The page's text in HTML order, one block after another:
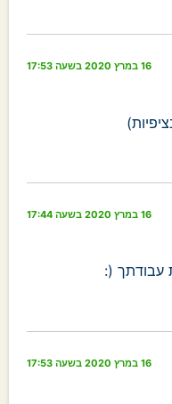
16 במרץ 2020 בשעה 17:53
16 במרץ 2020 בשעה 17:44
עבודתך (:
16 במרץ 2020 בשעה 17:53